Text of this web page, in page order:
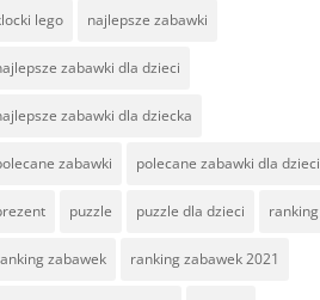
lego najlepsze zabawki
zabawki dla dzieci
zabawki dla dziecka
zabawki polecane zabawki dla dzieci
puzzle puzzle dla dzieci ranking
zabawek ranking zabawek 2021